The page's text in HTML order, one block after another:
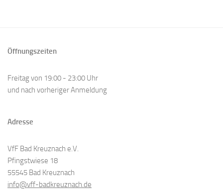
Öffnungszeiten
Freitag von 19:00 - 23:00 Uhr
und nach vorheriger Anmeldung
Adresse
VfF Bad Kreuznach e.V.
Pfingstwiese 18
55545 Bad Kreuznach
info@vff-badkreuznach.de